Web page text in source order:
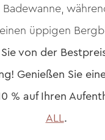
Badewanne,
üppigen
von der
Genießen Sie
% auf Ihren
ALL.